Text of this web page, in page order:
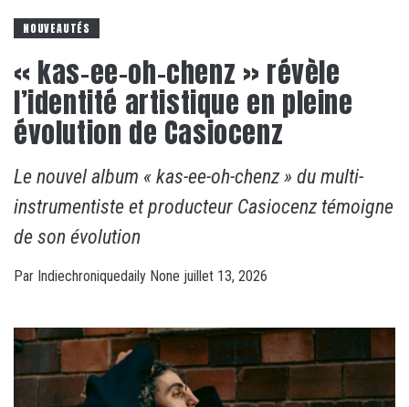
NOUVEAUTÉS
« kas-ee-oh-chenz » révèle
l’identité artistique en pleine
évolution de Casiocenz
Le nouvel album « kas-ee-oh-chenz » du multi-
instrumentiste et producteur Casiocenz témoigne
de son évolution
Par Indiechroniquedaily None juillet 13, 2026